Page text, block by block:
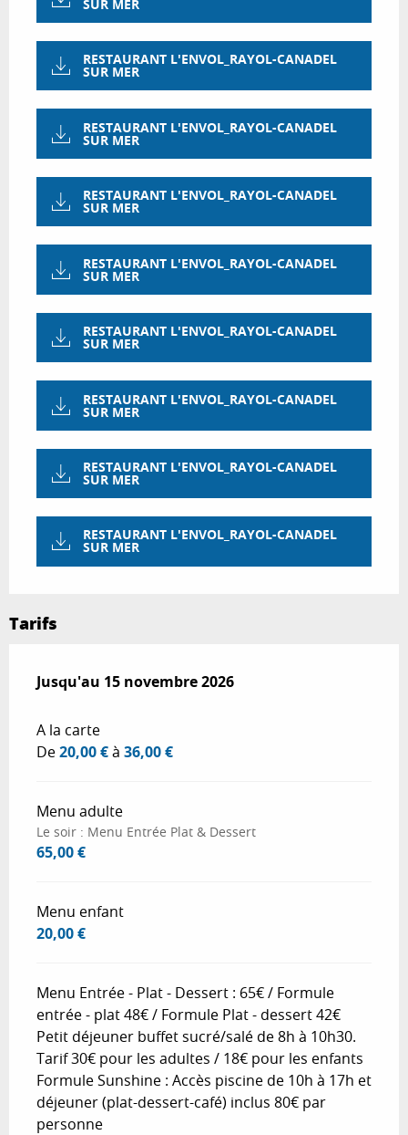
SUR MER
RESTAURANT L'ENVOL_RAYOL-CANADEL
SUR MER
RESTAURANT L'ENVOL_RAYOL-CANADEL
SUR MER
RESTAURANT L'ENVOL_RAYOL-CANADEL
SUR MER
RESTAURANT L'ENVOL_RAYOL-CANADEL
SUR MER
RESTAURANT L'ENVOL_RAYOL-CANADEL
SUR MER
RESTAURANT L'ENVOL_RAYOL-CANADEL
SUR MER
RESTAURANT L'ENVOL_RAYOL-CANADEL
SUR MER
RESTAURANT L'ENVOL_RAYOL-CANADEL
SUR MER
Tarifs
Du30 janvier 2026au15 novembre 2026
Jusqu'au 15 novembre 2026
A la carte
De20,00 €à 36,00 €
Menu adulte
Le soir : Menu Entrée Plat & Dessert
65,00 €
Menu enfant
20,00 €
Menu Entrée - Plat - Dessert : 65€ / Formule
entrée - plat 48€ / Formule Plat - dessert 42€
Petit déjeuner buffet sucré/salé de 8h à 10h30.
Tarif 30€ pour les adultes / 18€ pour les enfants
Formule Sunshine : Accès piscine de 10h à 17h et
déjeuner (plat-dessert-café) inclus 80€ par
personne